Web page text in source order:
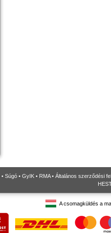
• Súgó • GyIK • RMA• Általános szerződési
A csomagküldés a